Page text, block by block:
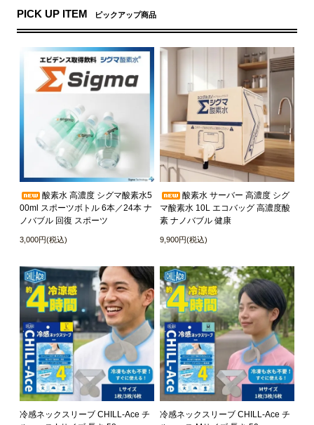
PICK UP ITEM ピックアップ商品
酸素水 高濃度 シグマ酸素水5
00ml スポーツボトル 6本／24本 ナ
ノバブル 回復 スポーツ
3,000円(税込)
酸素水 サーバー 高濃度 シグ
マ酸素水 10L エコバッグ 高濃度酸
素 ナノバブル 健康
9,900円(税込)
冷感ネックスリーブ CHILL-Ace チ
冷感ネックスリーブ CHILL-Ace チ